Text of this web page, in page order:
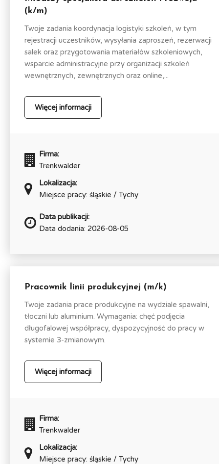
(k/m)
Twoje zadania koordynacja logistyki szkoleń, w tym
rejestracji uczestników, wysyłania zaproszeń, rezerwacji
salek oraz przygotowania materiałów szkoleniowych,
wsparcie administracyjne przy organizacji szkoleń
wewnętrznych, zewnętrznych oraz online,...
Więcej informacji
Firma:
Trenkwalder
Lokalizacja:
Miejsce pracy: śląskie / Tychy
Data publikacji:
Data dodania: 2026-08-05
Pracownik linii produkcyjnej (m/k)
Twoje zadania prace produkcyjne na wydziale spawalni,
tłoczni lub aluminium. Wymagania: chęć podjęcia
długofalowej współpracy, dyspozycyjność do pracy w
systemie 3-zmianowym.
Więcej informacji
Firma:
Trenkwalder
Lokalizacja:
Miejsce pracy: śląskie / Tychy